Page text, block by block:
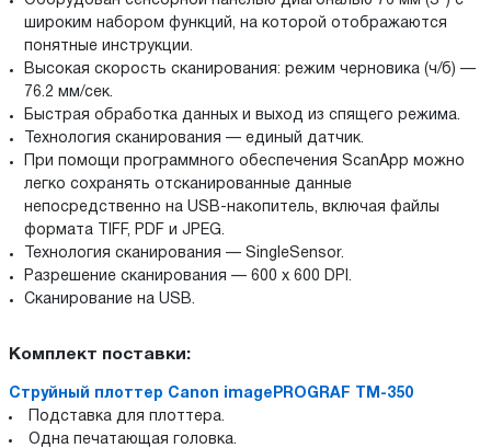
широким набором функций, на которой отображаются
понятные инструкции.
Высокая скорость сканирования: режим черновика (ч/б) —
76.2 мм/сек.
Быстрая обработка данных и выход из спящего режима.
Технология сканирования — единый датчик.
При помощи программного обеспечения ScanApp можно
легко сохранять отсканированные данные
непосредственно на USB-накопитель, включая файлы
формата TIFF, PDF и JPEG.
Технология сканирования — SingleSensor.
Разрешение сканирования — 600 x 600 DPI.
Сканирование на USB.
Комплект поставки:
Струйный плоттер Canon imagePROGRAF TM-350
Подставка для плоттера.
Одна печатающая головка.